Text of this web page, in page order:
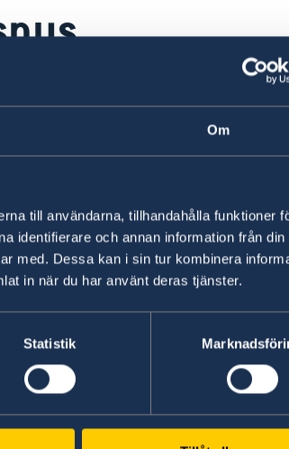
Om
till användarna, tillhandahålla funktioner
identifierare och annan information från din
med. Dessa kan i sin tur kombinera
in när du har använt deras tjänster.
Statistik
18 år. Snus utan tobak med
på införsel av svenskt snus
att sälja i Kroatien och får endast
tullen.
Alkohol och tobak vid
12.40
konsulat
konsulat i Kroatien.